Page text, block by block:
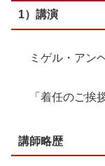
1）講演
ミゲル・アン
「着任のご挨
講師略歴